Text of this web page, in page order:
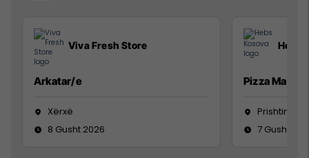
Viva Fresh Store
Arkatar/e
Xërxë
8 Gusht 2026
Hebs
Pizza Man
Prishtinë
7 Gusht